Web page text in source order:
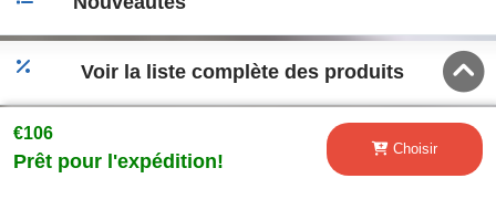
€106
Prêt pour l'expédition!
Choisir
Voir la liste complète des produits
Accéder a la version desktop